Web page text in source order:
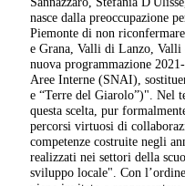
nasce dalla preoccupazione
Piemonte di non
e Grana, Valli di Lanzo,
nuova programmazione
Aree Interne (SNAI),
e “Terre del Giarolo”)". Nel
questa scelta, pur
percorsi virtuosi di
competenze costruite negli
realizzati nei settori della
sviluppo locale". Con